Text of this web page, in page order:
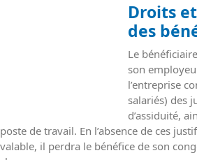
Droits
des
Le
son
l’entreprise
salariés) des
d’assiduité,
poste de travail. En l’absence de ces
valable, il perdra le bénéfice de son